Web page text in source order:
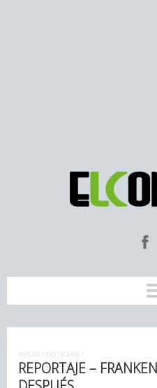
INICIO / NOTICIAS /
REPORTAJE –